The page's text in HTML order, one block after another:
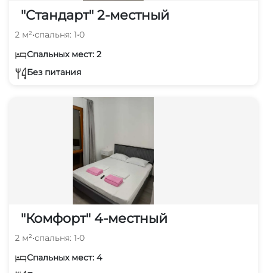
"Стандарт" 2-местный
2 м²•спальня: 1•0
Спальных мест: 2
Без питания
"Комфорт" 4-местный
2 м²•спальня: 1•0
Спальных мест: 4